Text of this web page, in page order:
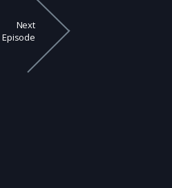
Next
Episode